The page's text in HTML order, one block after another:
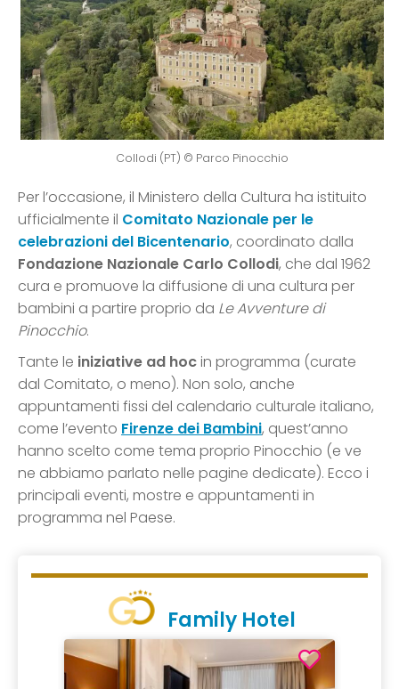
Collodi (PT) © Parco Pinocchio
Per l’occasione, il Ministero della Cultura ha istituito
ufficialmente il Comitato Nazionale per le
celebrazioni del Bicentenario, coordinato dalla
Fondazione Nazionale Carlo Collodi, che dal 1962
cura e promuove la diffusione di una cultura per
bambini a partire proprio da Le Avventure di
Pinocchio.
Tante le iniziative ad hocin programma (curate
dal Comitato, o meno). Non solo, anche
appuntamenti fissi del calendario culturale italiano,
come l’evento Firenze dei Bambini, quest’anno
hanno scelto come tema proprio Pinocchio (e ve
ne abbiamo parlato nelle pagine dedicate). Ecco i
principali eventi, mostre e appuntamenti in
programma nel Paese.
Family Hotel